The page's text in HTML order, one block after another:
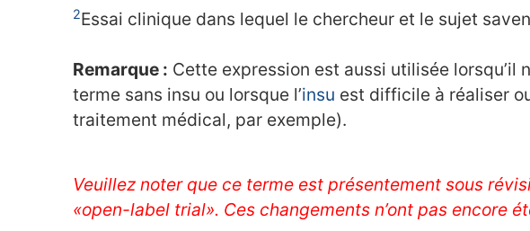
2Essai clinique dans lequel le chercheur et le sujet
Remarque : Cette expression est aussi utilisée lorsqu’il
terme sans insu ou lorsque l’insu est difficile à réaliser
traitement médical, par exemple).
Veuillez noter que ce terme est présentement sous
«open-label trial». Ces changements n’ont pas encore